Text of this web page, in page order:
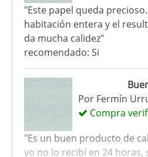
"Este papel queda
habitación entera y el
da mucha calidez"
recomendado: Si
Por Fermín
Compra
"Es un buen producto de
yo no lo recibí en 24 horas,